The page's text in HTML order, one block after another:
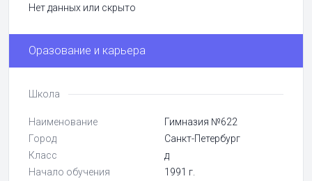
Нет данных или скрыто
Оразование и карьера
Школа
Наименование
Гимназия №622
Город
Санкт-Петербург
Класс
д
Начало обучения
1991 г.